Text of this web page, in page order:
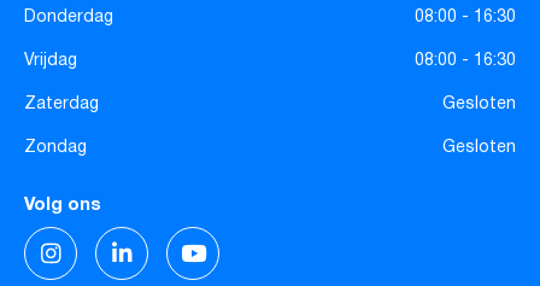
Donderdag
08:00 - 16:30
Vrijdag
08:00 - 16:30
Zaterdag
Gesloten
Zondag
Gesloten
Volg ons